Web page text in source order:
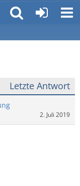
Letzte Antwort
2. Juli 2019